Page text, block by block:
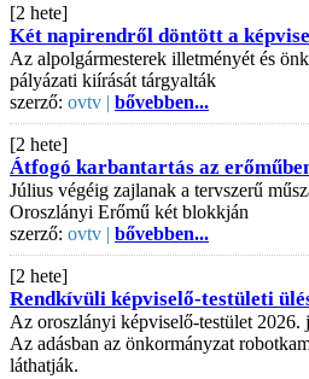
[2 hete]
Két napirendről döntött a
Az alpolgármesterek illetményét és
pályázati kiírását tárgyalták
szerző: ovtv | bővebben...
[2 hete]
Átfogó karbantartás az
Július végéig zajlanak a tervszerű
Oroszlányi Erőmű két blokkján
szerző: ovtv | bővebben...
[2 hete]
Rendkívüli képviselő-testületi
Az oroszlányi képviselő-testület
Az adásban az önkormányzat
láthatják.